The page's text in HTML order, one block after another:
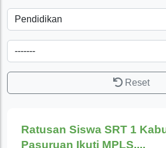
Reset
Pendidikan
Ratusan Siswa SRT 1
Pasuruan Ikuti MPLS....